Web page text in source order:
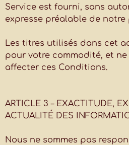
Service est fourni, sans
expresse préalable de notre
Les titres utilisés dans cet
pour votre commodité, et
affecter ces Conditions.
ARTICLE 3 – EXACTITUDE,
ACTUALITÉ DES
Nous ne sommes pas